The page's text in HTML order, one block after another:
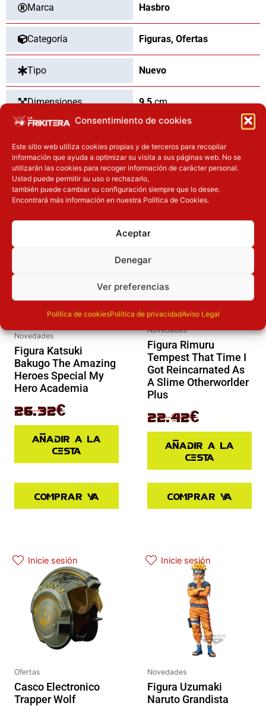
Consentimiento de cookies
Este sitio web utiliza cookies propias y de terceros para recopilar
información que ayuda a optimizar su visita a sus páginas web. No se
utilizarán las cookies para recoger información de carácter personal.
Usted puede permitir su uso o rechazarlo,
también puede cambiar su configuración siempre que lo desee.
Encontrará más información en nuestra Política de Cookies.
Aceptar
Denegar
Ver preferencias
Política de cookiesPolítica de privacidadAviso Legal
Marca Hasbro
Categoría Figuras, Ofertas
Tipo Nuevo
Dimensiones 9,5cm
OTROS PRODUCTOS QUE TE
PUEDEN INTERESAR
Inicie sesión
Novedades
Figura Katsuki
Bakugo The Amazing
Heroes Special My
Hero Academia
32.90€
El precio original era: 32.90€.
26.32€
El precio actual es: 26.32€.
Añadir a la
cesta
Comprar ya
Inicie sesión
Novedades
Figura Rimuru
Tempest That Time I
Got Reincarnated As
A Slime Otherworlder
Plus
29.90€
El precio original era: 29.90€.
22.42€
El precio actual es: 22.42€.
Añadir a la
cesta
Comprar ya
Inicie sesión
Ofertas
Casco Electronico
Trapper Wolf
Inicie sesión
Novedades
Figura Uzumaki
Naruto Grandista